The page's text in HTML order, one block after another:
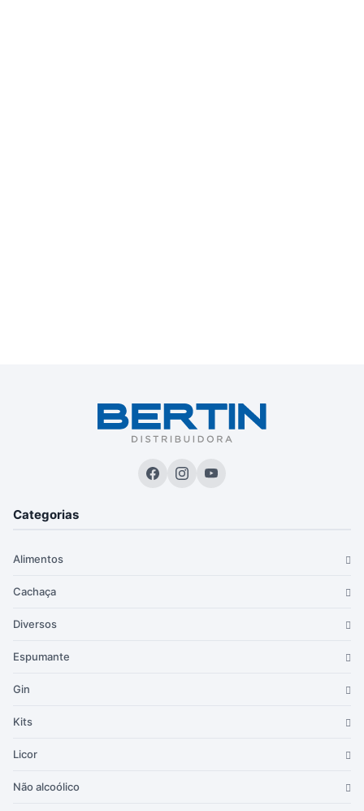
Categorias
Alimentos
Cachaça
Diversos
Espumante
Gin
Kits
Licor
Não alcoólico